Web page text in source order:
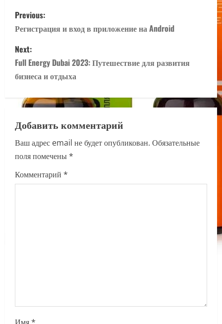
P
o
s
t
v
i
g
Previous:
Регистрация и вход в приложение на Android
Next:
Full Energy Dubai 2023: Путешествие для развития
бизнеса и отдыха
Добавить комментарий
Ваш адрес email не будет опубликован. Обязательные
поля помечены*
Комментарий *